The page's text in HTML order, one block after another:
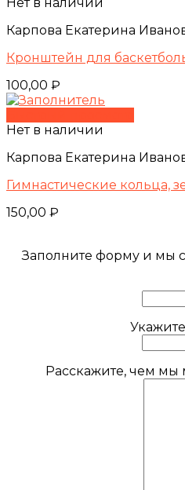
Карпова Екатерина
Кронштейн для
100,00 ₽
Нет в наличии
Карпова Екатерина
Гимнастические кольца,
150,00 ₽
Заполните форму и мы
Расскажите, чем мы